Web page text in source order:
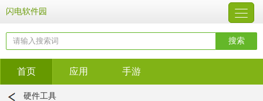
闪电软件园
首页 应用 手游
硬件工具